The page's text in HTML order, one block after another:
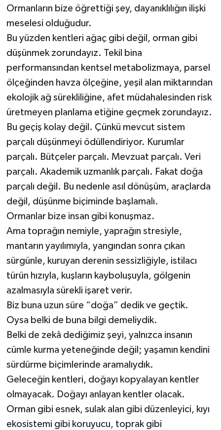
Ormanların bize öğrettiği şey, dayanıklılığın ilişki
meselesi olduğudur.
Bu yüzden kentleri ağaç gibi değil, orman gibi
düşünmek zorundayız. Tekil bina
performansından kentsel metabolizmaya, parsel
ölçeğinden havza ölçeğine, yeşil alan miktarından
ekolojik ağ sürekliliğine, afet müdahalesinden risk
üretmeyen planlama etiğine geçmek zorundayız.
Bu geçiş kolay değil. Çünkü mevcut sistem
parçalı düşünmeyi ödüllendiriyor. Kurumlar
parçalı. Bütçeler parçalı. Mevzuat parçalı. Veri
parçalı. Akademik uzmanlık parçalı. Fakat doğa
parçalı değil. Bu nedenle asıl dönüşüm, araçlarda
değil, düşünme biçiminde başlamalı.
Ormanlar bize insan gibi konuşmaz.
Ama toprağın nemiyle, yaprağın stresiyle,
mantarın yayılımıyla, yangından sonra çıkan
sürgünle, kuruyan derenin sessizliğiyle, istilacı
türün hızıyla, kuşların kayboluşuyla, gölgenin
azalmasıyla sürekli işaret verir.
Biz buna uzun süre “doğa” dedik ve geçtik.
Oysa belki de buna bilgi demeliydik.
Belki de zekâ dediğimiz şeyi, yalnızca insanın
cümle kurma yeteneğinde değil; yaşamın kendini
sürdürme biçimlerinde aramalıydık.
Geleceğin kentleri, doğayı kopyalayan kentler
olmayacak. Doğayı anlayan kentler olacak.
Orman gibi esnek, sulak alan gibi düzenleyici, kıyı
ekosistemi gibi koruyucu, toprak gibi